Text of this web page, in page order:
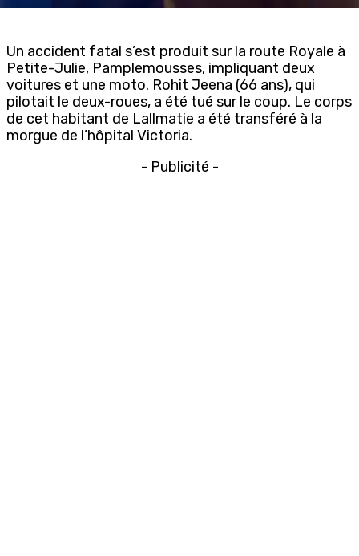
Un accident fatal s’est produit sur la route Royale à
Petite-Julie, Pamplemousses, impliquant deux
voitures et une moto. Rohit Jeena (66 ans), qui
pilotait le deux-roues, a été tué sur le coup. Le corps
de cet habitant de Lallmatie a été transféré à la
morgue de l’hôpital Victoria.
- Publicité -